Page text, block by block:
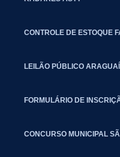
CONTROLE DE ESTOQUE
LEILÃO PÚBLICO
FORMULÁRIO DE
CONCURSO MUNICIPAL